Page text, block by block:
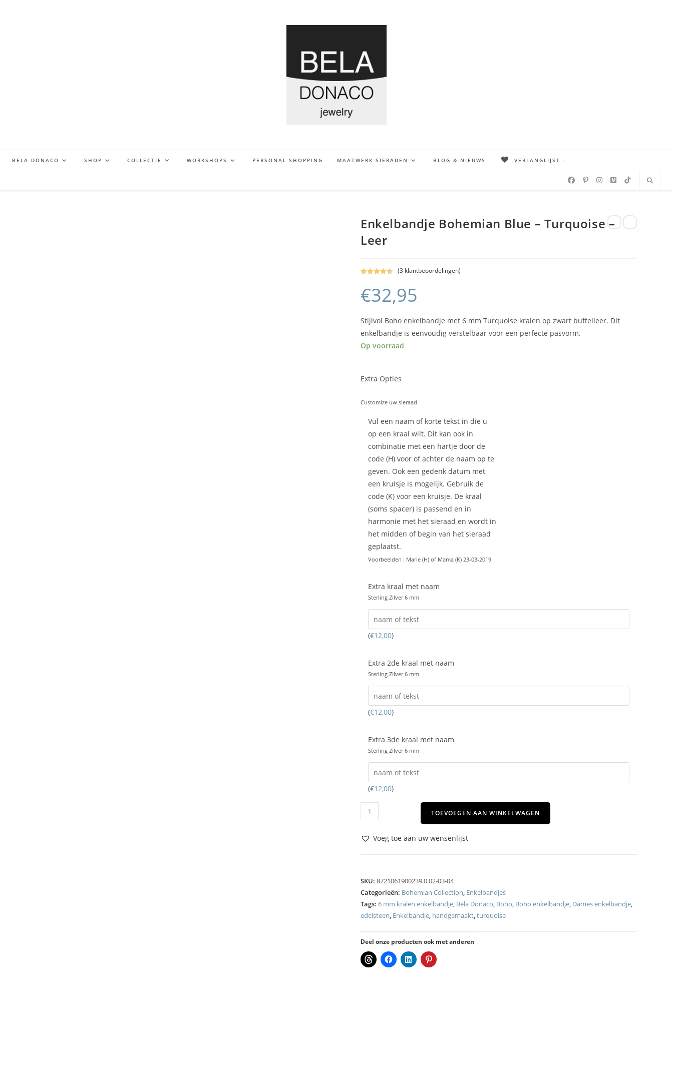
BELA DONACO SHOP COLLECTIE WORKSHOPS PERSONAL SHOPPING MAATWERK SIERADEN BLOG & NIEUWS VERLANGLIJST -
Enkelbandje Bohemian Blue – Turquoise –
Leer
d4.67op 5
gebaseerd
waarderinge
(3 klantbeoordelingen)
€32,95
Stijlvol Boho enkelbandje met 6 mm Turquoise kralen op zwart buffelleer. Dit
enkelbandje is eenvoudig verstelbaar voor een perfecte pasvorm.
Op voorraad
Extra Opties
Customize uw sieraad.
Vul een naam of korte tekst in die u
op een kraal wilt. Dit kan ook in
combinatie met een hartje door de
code (H) voor of achter de naam op te
geven. Ook een gedenk datum met
een kruisje is mogelijk. Gebruik de
code (K) voor een kruisje. De kraal
(soms spacer) is passend en in
harmonie met het sieraad en wordt in
het midden of begin van het sieraad
geplaatst.
Voorbeelden : Marie (H) of Mama (K) 23-03-2019
Extra kraal met naam
Sterling Zilver 6 mm
(€12,00)
Extra 2de kraal met naam
Sterling Zilver 6 mm
(€12,00)
Extra 3de kraal met naam
Sterling Zilver 6 mm
(€12,00)
TOEVOEGEN AAN WINKELWAGEN
Voeg toe aan uw wensenlijst
SKU: 8721061900239.0.02-03-04
Categorieën: Bohemian Collection, Enkelbandjes
Tags: 6 mm kralen enkelbandje, Bela Donaco, Boho, Boho enkelbandje, Dames enkelbandje,
edelsteen, Enkelbandje, handgemaakt,turquoise
Deel onze producten ook met anderen